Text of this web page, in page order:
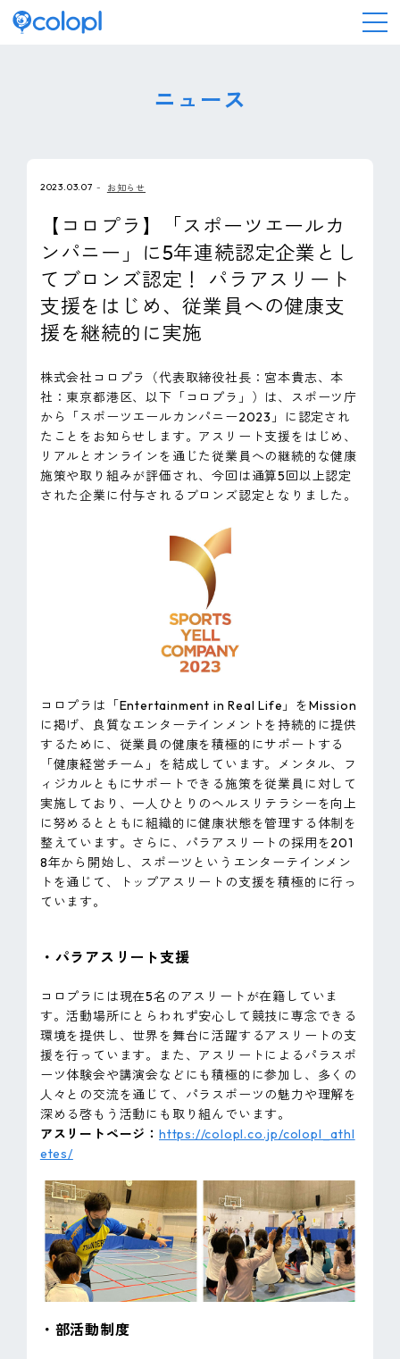
IR情報
採用情報
ピンマーク
EN
ニュース
2023.03.07 お知らせ
【コロプラ】「スポーツエールカ
ンパニー」に5年連続認定企業とし
てブロンズ認定！ パラアスリート
支援をはじめ、従業員への健康支
援を継続的に実施
株式会社コロプラ（代表取締役社長：宮本貴志、本
社：東京都港区、以下「コロプラ」）は、スポーツ庁
から「スポーツエールカンパニー2023」に認定され
たことをお知らせします。アスリート支援をはじめ、
リアルとオンラインを通じた従業員への継続的な健康
施策や取り組みが評価され、今回は通算5回以上認定
された企業に付与されるブロンズ認定となりました。
コロプラは「Entertainment in Real Life」をMission
に掲げ、良質なエンターテインメントを持続的に提供
するために、従業員の健康を積極的にサポートする
「健康経営チーム」を結成しています。メンタル、フ
ィジカルともにサポートできる施策を従業員に対して
実施しており、一人ひとりのヘルスリテラシーを向上
に努めるとともに組織的に健康状態を管理する体制を
整えています。さらに、パラアスリートの採用を201
8年から開始し、スポーツというエンターテインメン
トを通じて、トップアスリートの支援を積極的に行っ
ています。
・パラアスリート支援
コロプラには現在5名のアスリートが在籍していま
す。活動場所にとらわれず安心して競技に専念できる
環境を提供し、世界を舞台に活躍するアスリートの支
援を行っています。また、アスリートによるパラスポ
ーツ体験会や講演会などにも積極的に参加し、多くの
人々との交流を通じて、パラスポーツの魅力や理解を
深める啓もう活動にも取り組んでいます。
アスリートページ：https://colopl.co.jp/colopl_athl
etes/
・部活動制度